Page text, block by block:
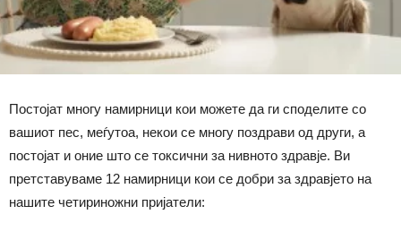
Постојат многу намирници кои можете да ги споделите со
вашиот пес, меѓутоа, некои се многу поздрави од други, а
постојат и оние што се токсични за нивното здравје. Ви
претставуваме 12 намирници кои се добри за здравјето на
нашите четириножни пријатели: